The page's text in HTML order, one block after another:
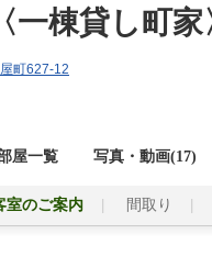
棟貸し町家
町627-12
屋一覧 写真・動画(17)
室のご案内 間取り